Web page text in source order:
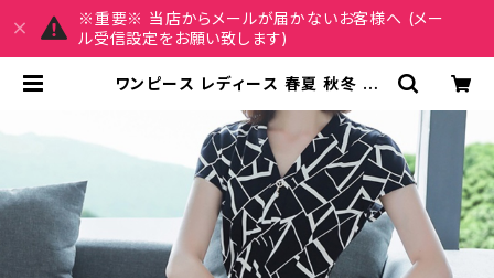
※重要※ 当店からメールが届かないお客様へ (メー
ル受信設定をお願い致します)
ワンピース レディース 春夏 秋冬 春
タイトワンピース ひざ丈 タイトドレス
ミモレ丈ワンピース デザイン プリント
幾何学柄 OL Aライン きれいめ Aラ
インドレスワンピース お呼ばれ 韓国
ファッション オフィスカジュアル 韓国
風 キャバドレス ナイトドレス ナイト
ワンピ 上品 ブラック 大人 カジュアル
10代 20代 30代 40代 C-OSS00
95 | MY CHARM マイチャーム ワ